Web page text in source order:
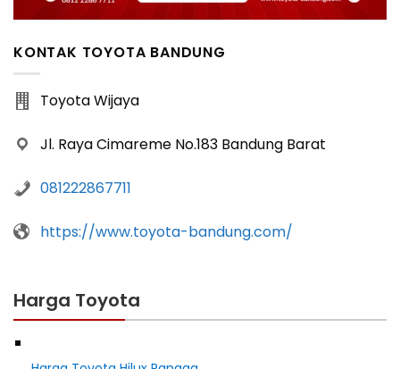
KONTAK TOYOTA BANDUNG
Toyota Wijaya
Jl. Raya Cimareme No.183 Bandung Barat
081222867711
https://www.toyota-bandung.com/
Harga Toyota